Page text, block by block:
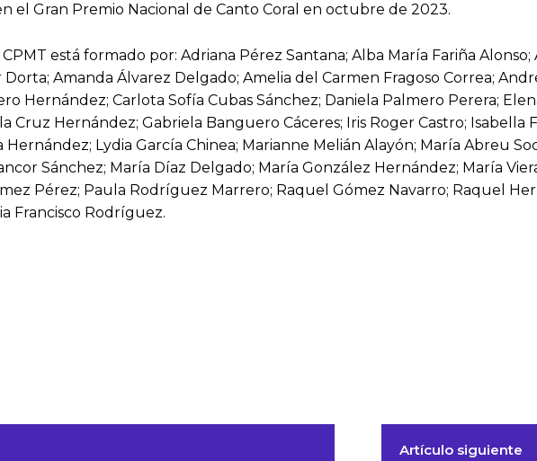
el Gran Premio Nacional de Canto Coral en octubre de 2023.
está formado por: Adriana Pérez Santana; Alba María Fariña
Amanda Álvarez Delgado; Amelia del Carmen Fragoso Correa;
Hernández; Carlota Sofía Cubas Sánchez; Daniela Palmero Perera;
Cruz Hernández; Gabriela Banguero Cáceres; Iris Roger Castro;
Hernández; Lydia García Chinea; Marianne Melián Alayón; María Abreu
Sánchez; María Díaz Delgado; María González Hernández; María
Pérez; Paula Rodríguez Marrero; Raquel Gómez Navarro; Raquel
Francisco Rodríguez.
Artículo siguiente